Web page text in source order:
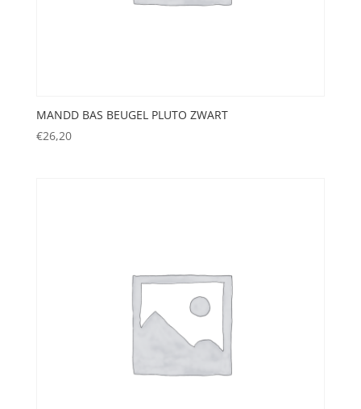
MANDD BAS BEUGEL PLUTO ZWART
€26,20